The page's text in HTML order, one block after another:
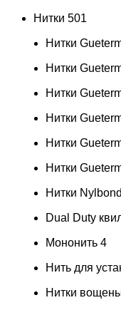
Нитки 501
Нитки
Нитки
Нитки
Нитки
Нитки
Нитки
Нитки
Dual Duty
Мононить 4
Нить для
Нитки